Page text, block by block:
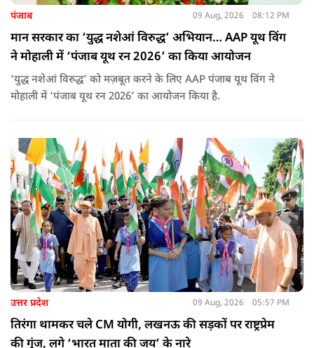
पंजाब 09 Aug, 2026 08:12 PM
मान सरकार का ‘युद्ध नशेआं विरुद्ध’ अभियान… AAP यूथ विंग
ने मोहाली में ‘पंजाब यूथ रन 2026’ का किया आयोजन
‘युद्ध नशेआं विरुद्ध’ को मज़बूत करने के लिए AAP पंजाब यूथ विंग ने
मोहाली में ‘पंजाब यूथ रन 2026’ का आयोजन किया है.
उत्तर प्रदेश 09 Aug, 2026 05:57 PM
तिरंगा थामकर चले CM योगी, लखनऊ की सड़कों पर राष्ट्रप्रेम
की गूंज, लगे ‘भारत माता की जय’ के नारे